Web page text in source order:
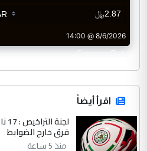
CurrencyRate
اقرأ أيضاً
فرق خارج الضوابط
منذ 5 ساعة